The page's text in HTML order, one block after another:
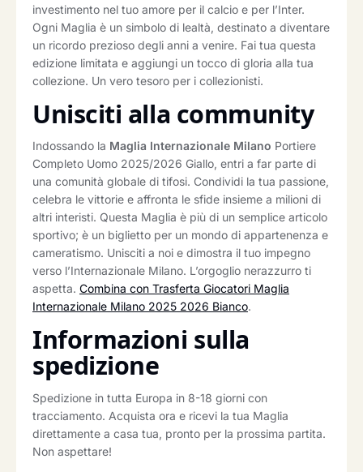
investimento nel tuo amore per il calcio e per l’Inter.
Ogni Maglia è un simbolo di lealtà, destinato a diventare
un ricordo prezioso degli anni a venire. Fai tua questa
edizione limitata e aggiungi un tocco di gloria alla tua
collezione. Un vero tesoro per i collezionisti.
Unisciti alla community
Indossando la Maglia Internazionale Milano Portiere
Completo Uomo 2025/2026 Giallo, entri a far parte di
una comunità globale di tifosi. Condividi la tua passione,
celebra le vittorie e affronta le sfide insieme a milioni di
altri interisti. Questa Maglia è più di un semplice articolo
sportivo; è un biglietto per un mondo di appartenenza e
cameratismo. Unisciti a noi e dimostra il tuo impegno
verso l’Internazionale Milano. L’orgoglio nerazzurro ti
aspetta. Combina con Trasferta Giocatori Maglia
Internazionale Milano 2025 2026 Bianco.
Informazioni sulla
spedizione
Spedizione in tutta Europa in 8-18 giorni con
tracciamento. Acquista ora e ricevi la tua Maglia
direttamente a casa tua, pronto per la prossima partita.
Non aspettare!